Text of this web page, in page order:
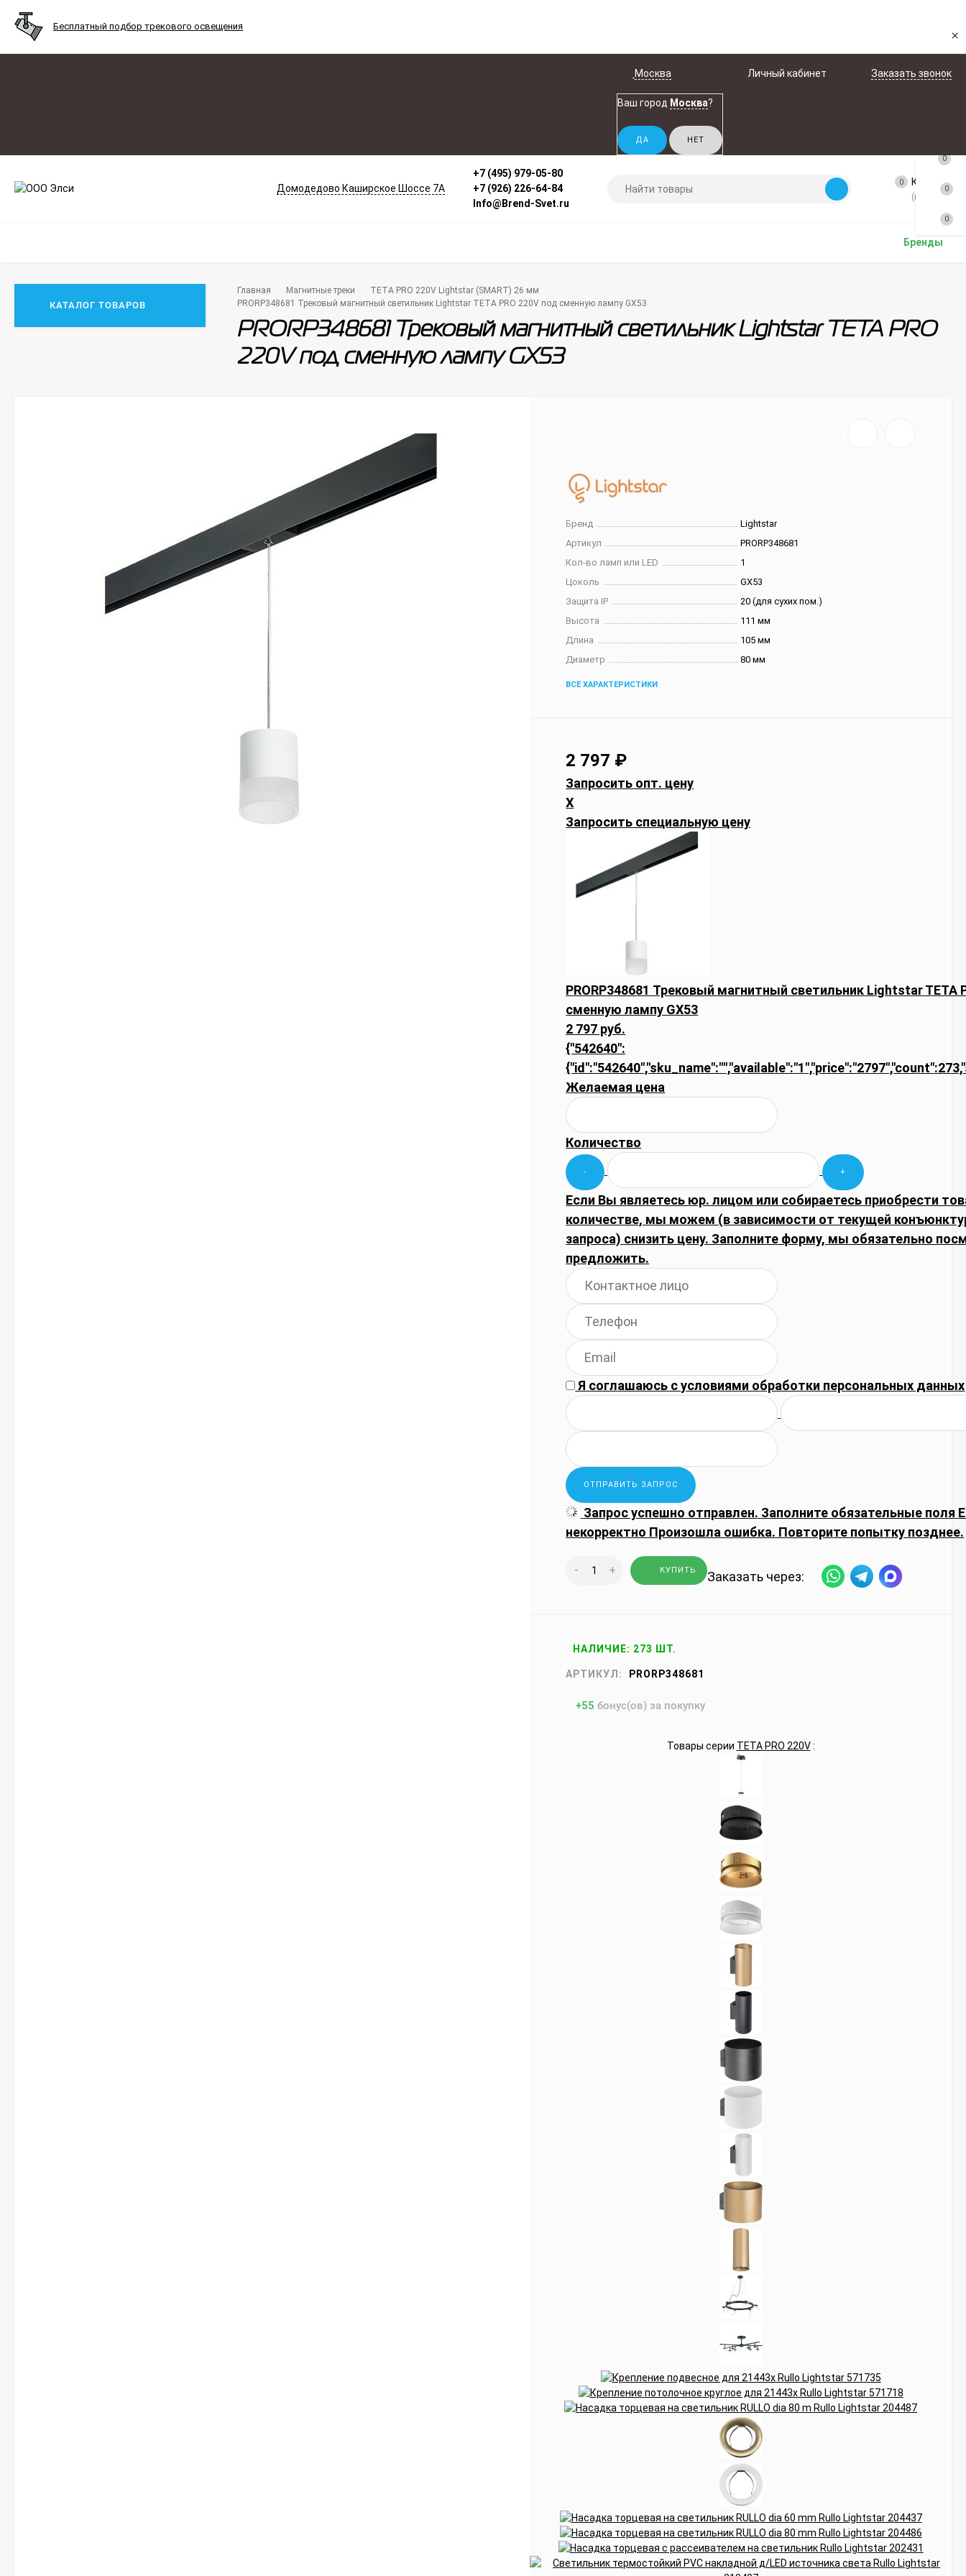
Бесплатный подбор трекового освещения
×
Москва
Ваш город Москва?
Личный кабинет Заказать звонок
Домодедово Каширское Шоссе 7А
+7 (495) 979-05-80
+7 (926) 226-64-84
Info@Brend-Svet.ru
0 Корзина
(пусто)
Бренды
КАТАЛОГ ТОВАРОВ
Главная Магнитные треки
TETA PRO 220V Lightstar (SMART) 26 мм
PRORP348681 Трековый магнитный светильник Lightstar TETA PRO 220V под сменную лампу GX53
PRORP348681 Трековый магнитный светильник Lightstar TETA PRO
220V под сменную лампу GX53
Бренд
Lightstar
Артикул
PRORP348681
Кол-во ламп или LED
1
Цоколь
GX53
Защита IP
20 (для сухих пом.)
Высота
111 мм
Длина
105 мм
Диаметр
80 мм
ВСЕ ХАРАКТЕРИСТИКИ
2 797 ₽
Запросить опт. цену
X
Запросить специальную цену
PRORP348681 Трековый магнитный светильник Lightstar TETA
сменную лампу GX53
2 797 руб.
{"542640":
Желаемая цена
Количество
Если Вы являетесь юр. лицом или собираетесь приобрести
количестве, мы можем (в зависимости от текущей
запроса) снизить цену. Заполните форму, мы обязательно
предложить.
Я соглашаюсь сусловиями обработки персональных данных
Запрос успешно отправлен. Заполните обязательные поля
некорректно Произошла ошибка. Повторите попытку позднее.
- + КУПИТЬ Заказать через:
НАЛИЧИЕ: 273 ШТ.
АРТИКУЛ: PRORP348681
+55 бонус(ов) за покупку
Товары серии TETA PRO 220V:
0
0
0